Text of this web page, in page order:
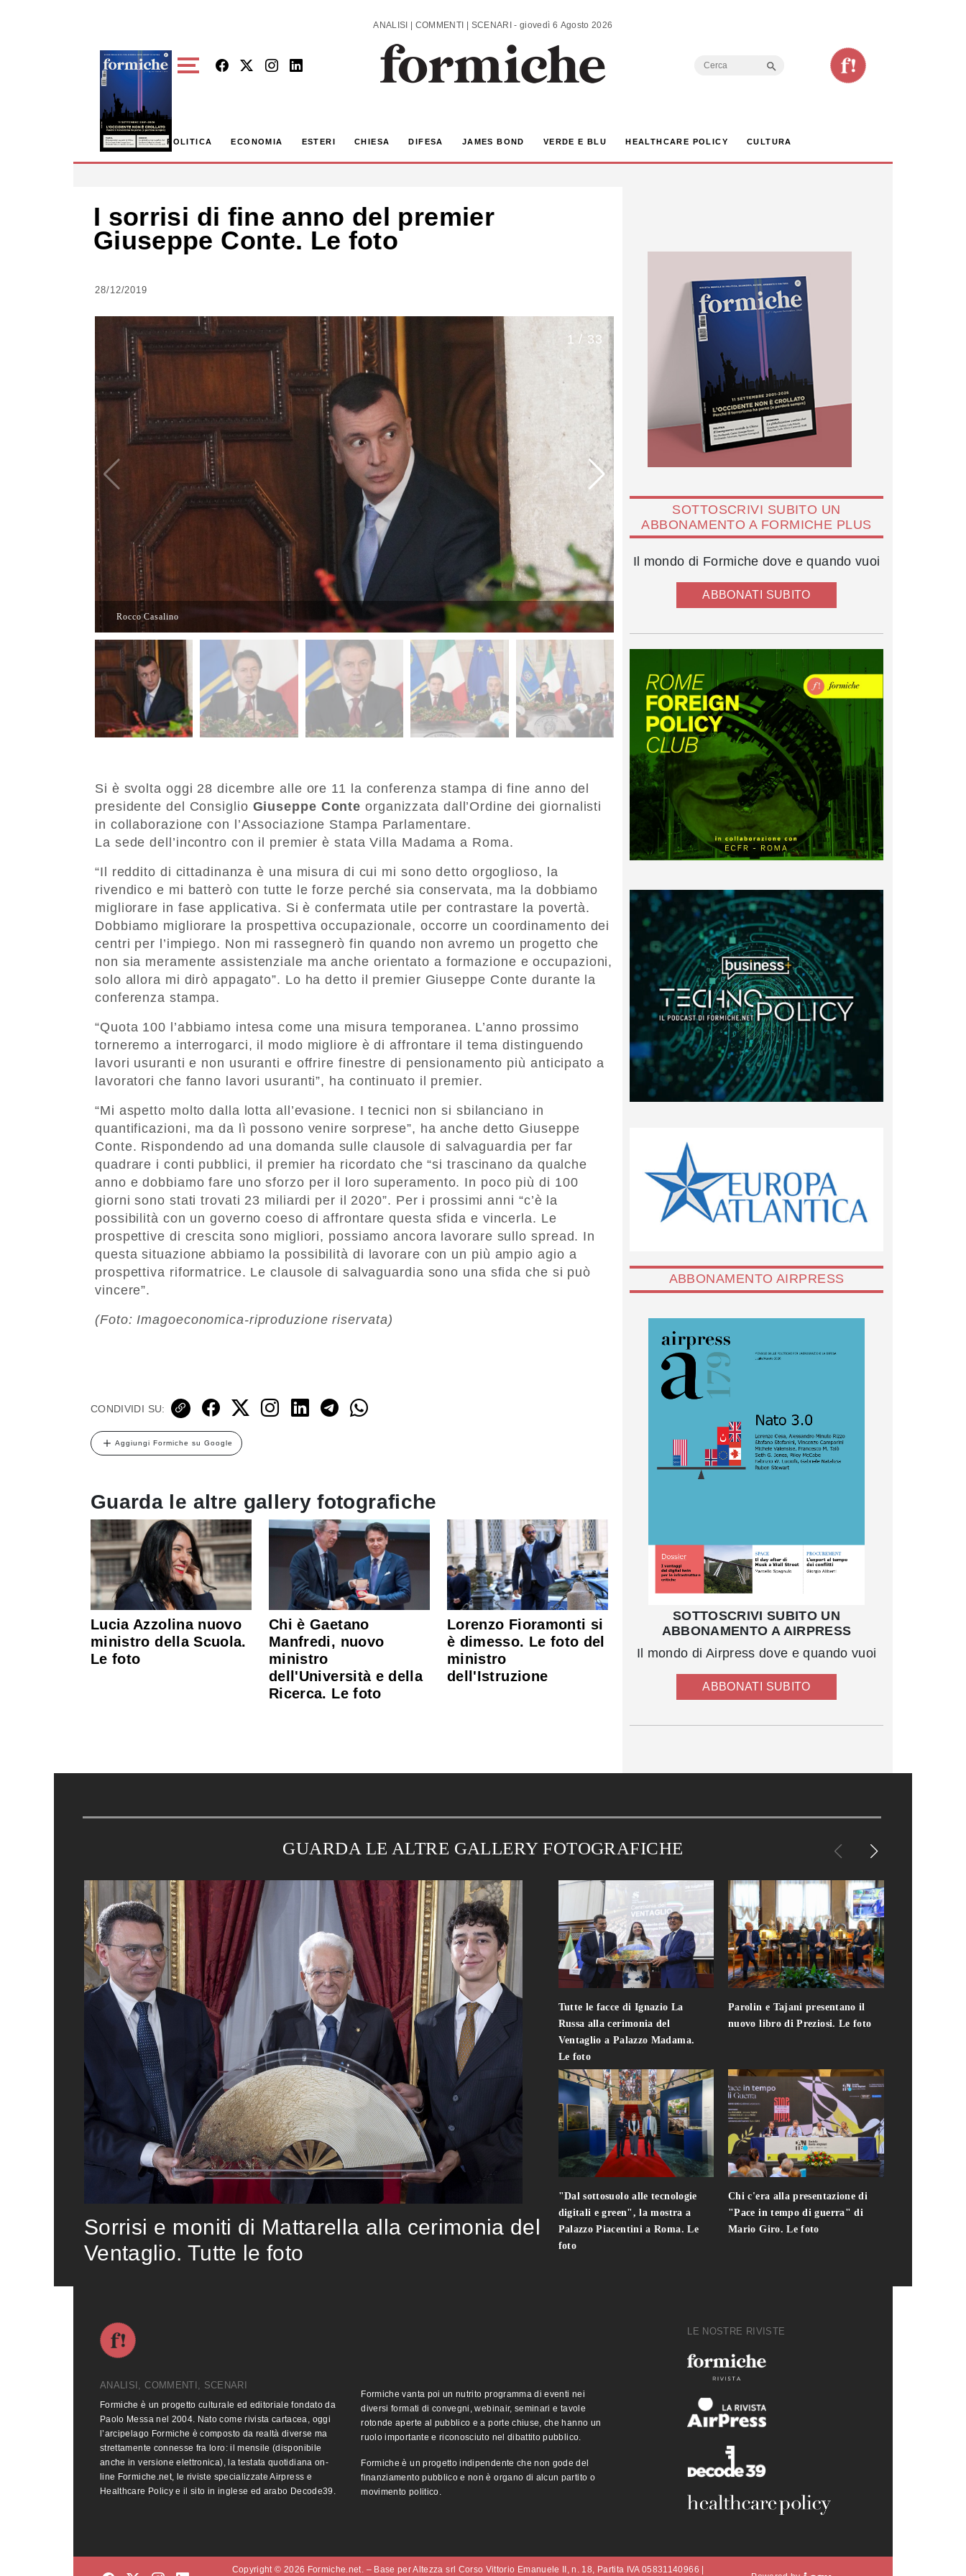
ANALISI | COMMENTI | SCENARI - giovedì 6 Agosto 2026
Search
POLITICA ECONOMIA ESTERI CHIESA DIFESA JAMES BOND VERDE E BLU HEALTHCARE POLICY CULTURA
I sorrisi di fine anno del premier
Giuseppe Conte. Le foto
28/12/2019
1 / 33
Rocco Casalino
Si è svolta oggi 28 dicembre alle ore 11 la conferenza stampa di fine anno del
presidente del Consiglio Giuseppe Conte organizzata dall’Ordine dei giornalisti
in collaborazione con l’Associazione Stampa Parlamentare.
La sede dell’incontro con il premier è stata Villa Madama a Roma.
“Il reddito di cittadinanza è una misura di cui mi sono detto orgoglioso, la
rivendico e mi batterò con tutte le forze perché sia conservata, ma la dobbiamo
migliorare in fase applicativa. Si è confermata utile per contrastare la povertà.
Dobbiamo migliorare la prospettiva occupazionale, occorre un coordinamento dei
centri per l’impiego. Non mi rassegnerò fin quando non avremo un progetto che
non sia meramente assistenziale ma anche orientato a formazione e occupazioni,
solo allora mi dirò appagato”. Lo ha detto il premier Giuseppe Conte durante la
conferenza stampa.
“Quota 100 l’abbiamo intesa come una misura temporanea. L’anno prossimo
torneremo a interrogarci, il modo migliore è di affrontare il tema distinguendo
lavori usuranti e non usuranti e offrire finestre di pensionamento più anticipato a
lavoratori che fanno lavori usuranti”, ha continuato il premier.
“Mi aspetto molto dalla lotta all’evasione. I tecnici non si sbilanciano in
quantificazioni, ma da lì possono venire sorprese”, ha anche detto Giuseppe
Conte. Rispondendo ad una domanda sulle clausole di salvaguardia per far
quadrare i conti pubblici, il premier ha ricordato che “si trascinano da qualche
anno e dobbiamo fare uno sforzo per il loro superamento. In poco più di 100
giorni sono stati trovati 23 miliardi per il 2020”. Per i prossimi anni “c’è la
possibilità con un governo coeso di affrontare questa sfida e vincerla. Le
prospettive di crescita sono migliori, possiamo ancora lavorare sullo spread. In
questa situazione abbiamo la possibilità di lavorare con un più ampio agio a
prospettiva riformatrice. Le clausole di salvaguardia sono una sfida che si può
vincere”.
(Foto: Imagoeconomica-riproduzione riservata)
CONDIVIDI SU:
Aggiungi Formiche su Google
Guarda le altre gallery fotografiche
Lucia Azzolina nuovo
ministro della Scuola.
Le foto
Chi è Gaetano
Manfredi, nuovo
ministro
dell'Università e della
Ricerca. Le foto
Lorenzo Fioramonti si
è dimesso. Le foto del
ministro
dell'Istruzione
SOTTOSCRIVI SUBITO UN
ABBONAMENTO A FORMICHE PLUS
Il mondo di Formiche dove e quando vuoi
ABBONATI SUBITO
ABBONAMENTO AIRPRESS
SOTTOSCRIVI SUBITO UN
ABBONAMENTO A AIRPRESS
Il mondo di Airpress dove e quando vuoi
ABBONATI SUBITO
GUARDA LE ALTRE GALLERY FOTOGRAFICHE
Sorrisi e moniti di Mattarella alla cerimonia del
Ventaglio. Tutte le foto
Tutte le facce di Ignazio La
Russa alla cerimonia del
Ventaglio a Palazzo Madama.
Le foto
"Dal sottosuolo alle tecnologie
digitali e green", la mostra a
Palazzo Piacentini a Roma. Le
foto
Parolin e Tajani presentano il
nuovo libro di Preziosi. Le foto
Chi c'era alla presentazione di
"Pace in tempo di guerra" di
Mario Giro. Le foto
ANALISI, COMMENTI, SCENARI
Formiche è un progetto culturale ed editoriale fondato da
Paolo Messa nel 2004. Nato come rivista cartacea, oggi
l’arcipelago Formiche è composto da realtà diverse ma
strettamente connesse fra loro: il mensile (disponibile
anche in versione elettronica), la testata quotidiana on-
line Formiche.net, le riviste specializzate Airpress e
Healthcare Policy e il sito in inglese ed arabo Decode39.
Formiche vanta poi un nutrito programma di eventi nei
diversi formati di convegni, webinair, seminari e tavole
rotonde aperte al pubblico e a porte chiuse, che hanno un
ruolo importante e riconosciuto nel dibattito pubblico.
Formiche è un progetto indipendente che non gode del
finanziamento pubblico e non è organo di alcun partito o
movimento politico.
LE NOSTRE RIVISTE
Copyright © 2026 Formiche.net. – Base per Altezza srl Corso Vittorio Emanuele II, n. 18, Partita IVA 05831140966 |